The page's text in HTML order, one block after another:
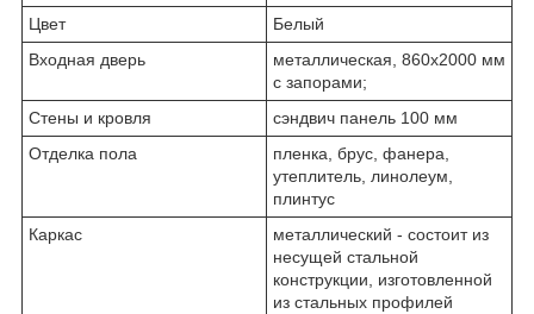
Цвет
Белый
Входная дверь
металлическая, 860х2000 мм
с запорами;
Стены и кровля
сэндвич панель 100 мм
Отделка пола
пленка, брус, фанера,
утеплитель, линолеум,
плинтус
Каркас
металлический - состоит из
несущей стальной
конструкции, изготовленной
из стальных профилей